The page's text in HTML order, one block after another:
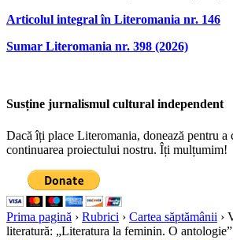
Articolul integral în Literomania nr. 146
Sumar Literomania nr. 398 (2026)
Susține jurnalismul cultural independent
Dacă îți place Literomania, donează pentru a
continuarea proiectului nostru. Îți mulțumim!
Prima pagină › Rubrici › Cartea săptămânii ›
literatură: „Literatura la feminin. O antologie”